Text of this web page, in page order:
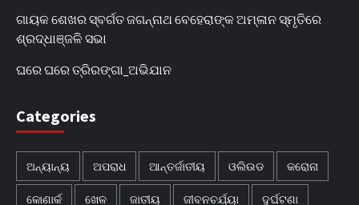
ଗାୟକ ଶେଖର ସ୍ବର୍ଗତ ଜଗନ୍ନାଥ ବେହେରାଙ୍କ ଅମ୍ଳାନ ସ୍ମୃତିରେ
ଶ୍ରଦ୍ଧାଞ୍ଜଳି ସଭା
ଘରେ ଘରେ ତ୍ରିରଙ୍ଗା_ଅଭିଯାନ
Categories
ଅନ୍ୟାନ୍ୟ ଅପରାଧ ଆନ୍ତର୍ଜାତୀୟ ଓଲିଉଡ କରୋନା
କୋଣାର୍କ ଖେଳ ଜାତୀୟ ଜୀବନଚର୍ଯ୍ୟା ଦୁର୍ଘଟଣା